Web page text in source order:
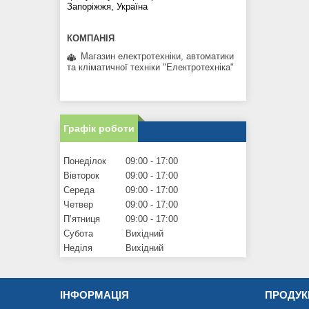
Запоріжжя, Україна
Магазин електротехніки, автоматики
та кліматичної техніки "Електротехніка"
Графік роботи
Понеділок 09:00
17:00
Вівторок
09:00
17:00
Середа
09:00
17:00
Четвер
09:00
17:00
Пʼятниця
09:00
17:00
Субота
Вихідний
Неділя
Вихідний
ІНФОРМАЦІЯ